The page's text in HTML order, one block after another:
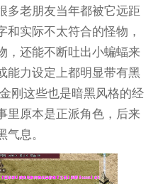
多老朋友当年都被它远距
实际不太符合的怪物，
，还能不断吐出小蝙蝠来
能力设定上都明显带有黑
刚这些也是暗黑风格的经
里原本是正派角色，后来
息。